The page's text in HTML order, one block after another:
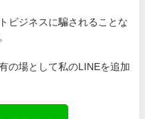
ビジネスに騙されることな
の場として私のLINEを追加